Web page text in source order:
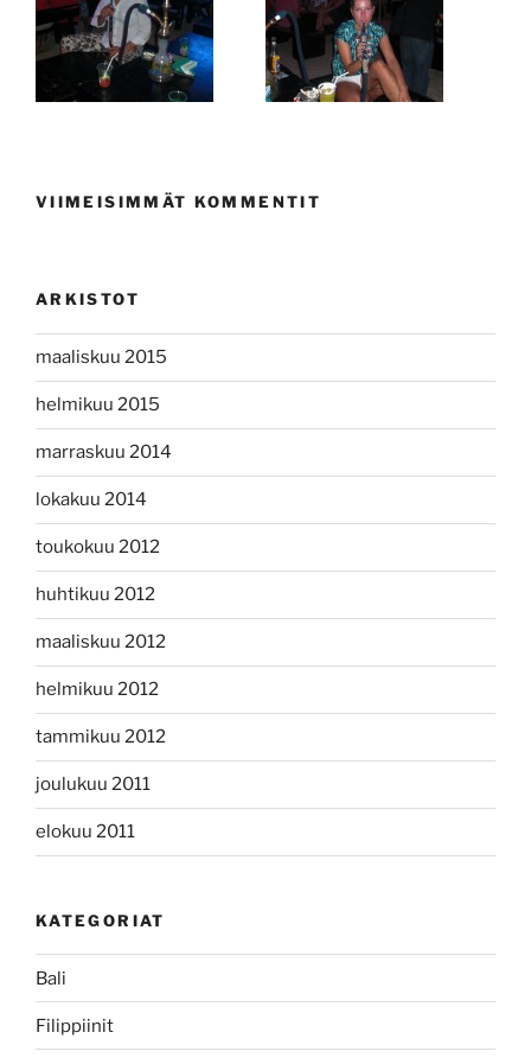
VIIMEISIMMÄT KOMMENTIT
ARKISTOT
maaliskuu 2015
helmikuu 2015
marraskuu 2014
lokakuu 2014
toukokuu 2012
huhtikuu 2012
maaliskuu 2012
helmikuu 2012
tammikuu 2012
joulukuu 2011
elokuu 2011
KATEGORIAT
Bali
Filippiinit